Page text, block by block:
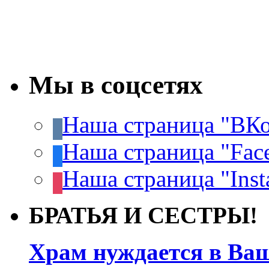
Мы в соцсетях
Наша страница
Наша страница
Наша страница
БРАТЬЯ И СЕСТРЫ!
Храм нуждается в